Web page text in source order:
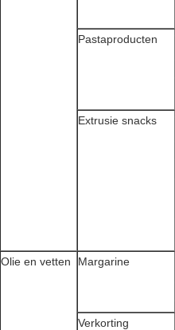
Pastaproducten
Extrusie snacks
Olie en vetten Margarine
Verkorting